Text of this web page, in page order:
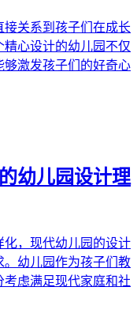
关系到孩子们在成长
心设计的幼儿园不仅
激发孩子们的好奇心
幼儿园设计理
化，现代幼儿园的设计
幼儿园作为孩子们教
虑满足现代家庭和社